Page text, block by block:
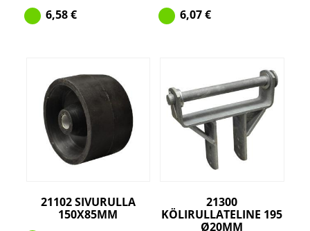
6,58€
6,07€
21102 SIVURULLA
150X85MM
21300
KÖLIRULLATELINE 195
Ø20MM